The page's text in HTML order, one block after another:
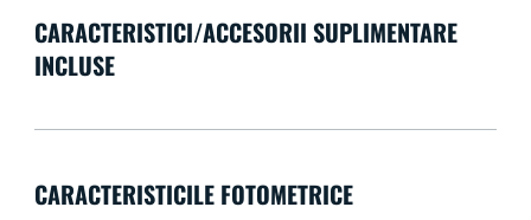
CARACTERISTICI/ACCESORII SUPLIMENTARE
INCLUSE
CARACTERISTICILE FOTOMETRICE